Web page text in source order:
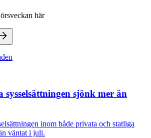
här
sysselsättningen sjönk mer än
inom både privata och statliga
väntat i juli.